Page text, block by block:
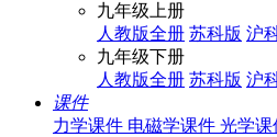
九年级上册
人教版全册 苏科版 沪
九年级下册
人教版全册 苏科版 沪
课件
力学课件 电磁学课件 光学课